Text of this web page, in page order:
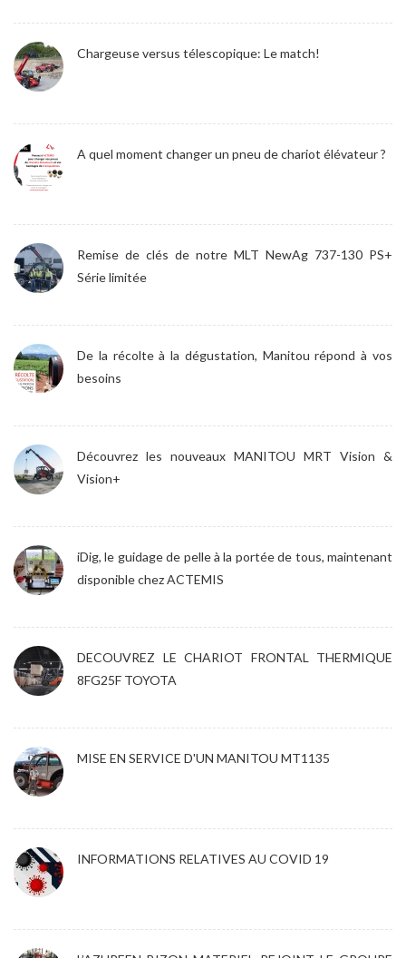
Chargeuse versus télescopique: Le match!
A quel moment changer un pneu de chariot élévateur ?
Remise de clés de notre MLT NewAg 737-130 PS+
Série limitée
De la récolte à la dégustation, Manitou répond à vos
besoins
Découvrez les nouveaux MANITOU MRT Vision &
Vision+
iDig, le guidage de pelle à la portée de tous, maintenant
disponible chez ACTEMIS
DECOUVREZ LE CHARIOT FRONTAL THERMIQUE
8FG25F TOYOTA
MISE EN SERVICE D'UN MANITOU MT1135
INFORMATIONS RELATIVES AU COVID 19